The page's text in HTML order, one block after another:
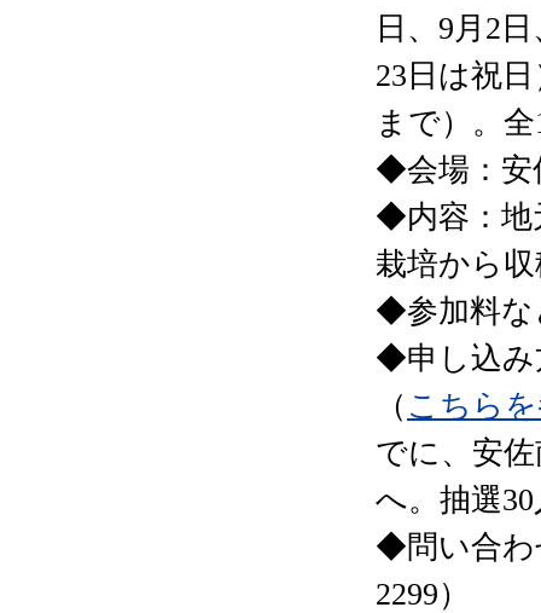
日、9月2
23日は祝
まで）。全
◆会場：安
◆内容：地
栽培から
◆参加料な
◆申し込み
（ こちら
でに、安
へ。抽選30
◆問い合わ
2299）